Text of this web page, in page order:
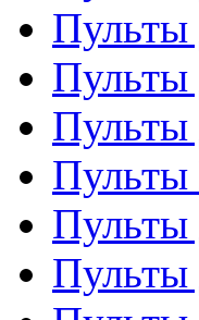
Пульты
Пульты
Пульты